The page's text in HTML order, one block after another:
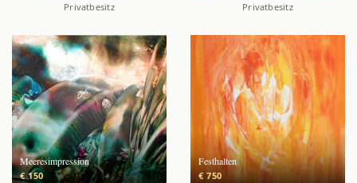
Privatbesitz Privatbesitz
Meeresimpression
€ 150
Festhalten
€ 750